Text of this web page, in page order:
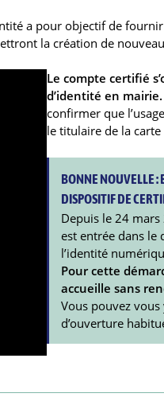
a pour objectif de
la création de
Le compte certifié
d’identité en mairie.
confirmer que
le titulaire de la carte
BONNE NOUVELLE :
DISPOSITIF DE
Depuis le 24
est entrée dans le
l’identité
Pour cette
accueille sans
Vous pouvez
d’ouverture